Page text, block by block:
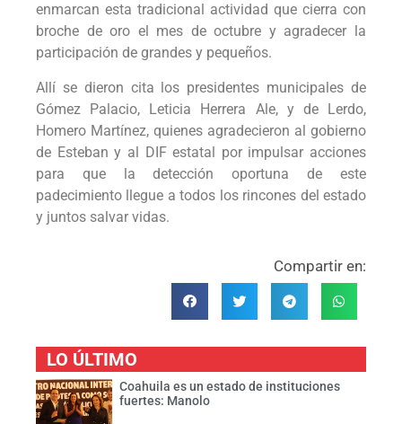
enmarcan esta tradicional actividad que cierra con
broche de oro el mes de octubre y agradecer la
participación de grandes y pequeños.
Allí se dieron cita los presidentes municipales de
Gómez Palacio, Leticia Herrera Ale, y de Lerdo,
Homero Martínez, quienes agradecieron al gobierno
de Esteban y al DIF estatal por impulsar acciones
para que la detección oportuna de este
padecimiento llegue a todos los rincones del estado
y juntos salvar vidas.
Compartir en:
LO ÚLTIMO
Coahuila es un estado de instituciones
fuertes: Manolo